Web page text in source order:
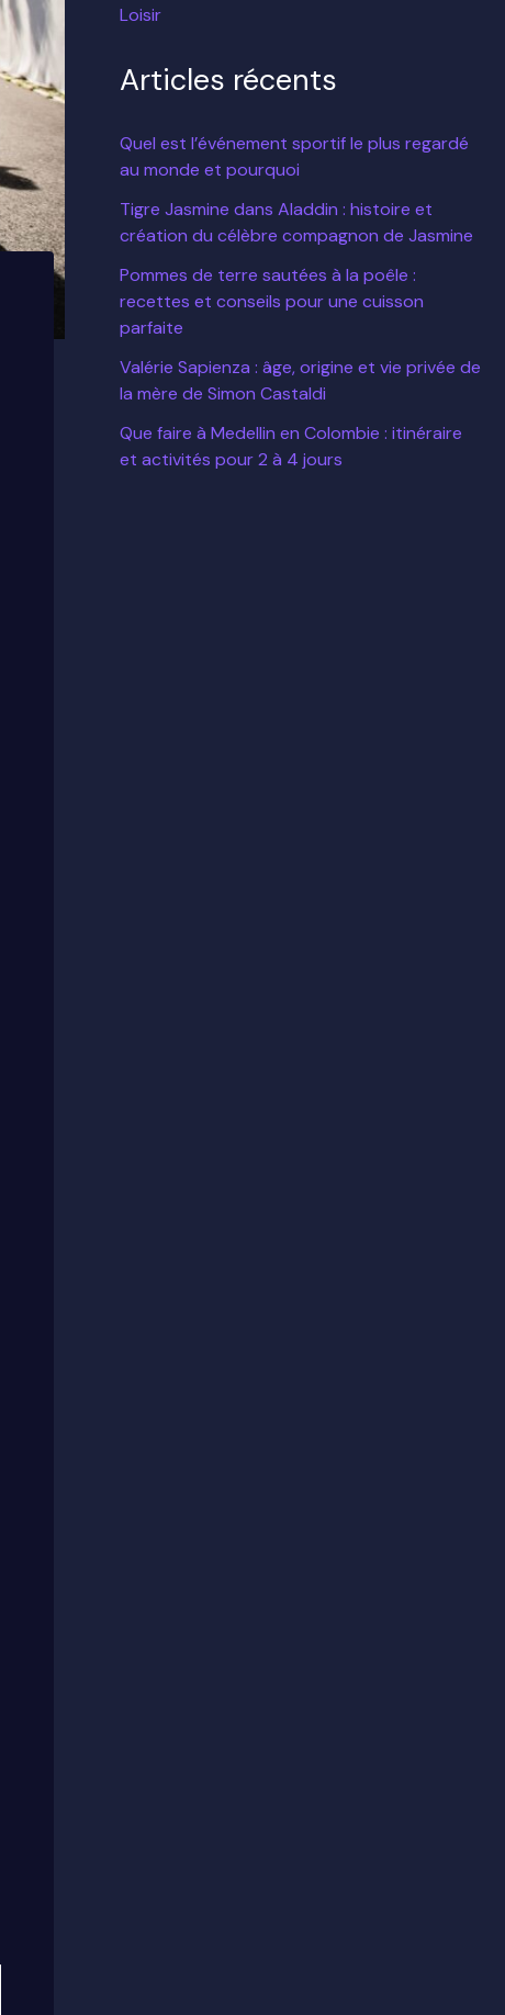
Loisir
Articles récents
Quel est l’événement sportif le plus regardé
au monde et pourquoi
Tigre Jasmine dans Aladdin : histoire et
création du célèbre compagnon de Jasmine
Pommes de terre sautées à la poêle :
recettes et conseils pour une cuisson
parfaite
Valérie Sapienza : âge, origine et vie privée de
la mère de Simon Castaldi
Que faire à Medellin en Colombie : itinéraire
et activités pour 2 à 4 jours